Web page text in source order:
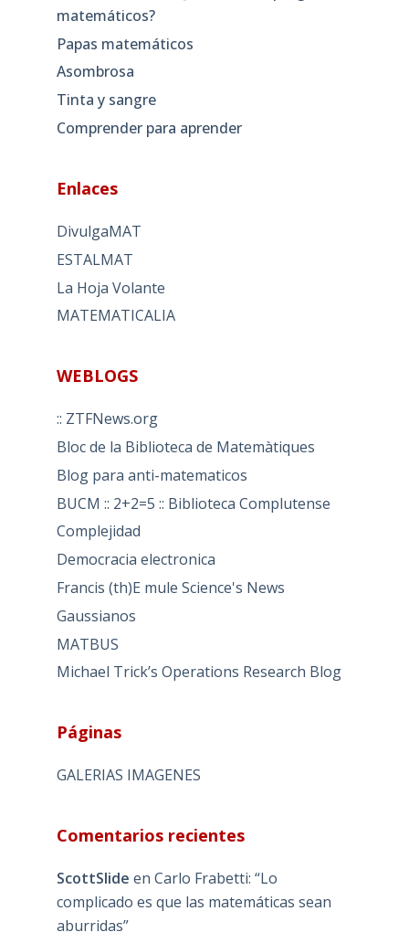
matemáticos?
Papas matemáticos
Asombrosa
Tinta y sangre
Comprender para aprender
Enlaces
DivulgaMAT
ESTALMAT
La Hoja Volante
MATEMATICALIA
WEBLOGS
:: ZTFNews.org
Bloc de la Biblioteca de Matemàtiques
Blog para anti-matematicos
BUCM :: 2+2=5 :: Biblioteca Complutense
Complejidad
Democracia electronica
Francis (th)E mule Science's News
Gaussianos
MATBUS
Michael Trick’s Operations Research Blog
Páginas
GALERIAS IMAGENES
Comentarios recientes
ScottSlide en Carlo Frabetti: “Lo
complicado es que las matemáticas sean
aburridas”